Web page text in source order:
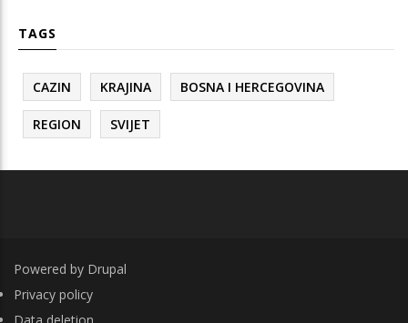
TAGS
CAZIN KRAJINA BOSNA I HERCEGOVINA
REGION SVIJET
Powered by Drupal
FOOTER
Privacy policy